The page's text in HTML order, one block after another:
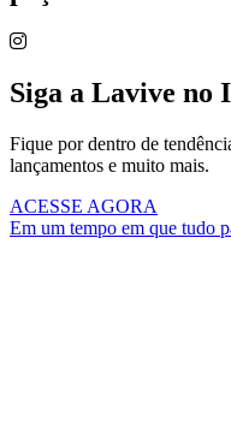
Siga a Lavive no
Fique por dentro de
lançamentos e muito mais.
ACESSE AGORA
Em um tempo em que tudo